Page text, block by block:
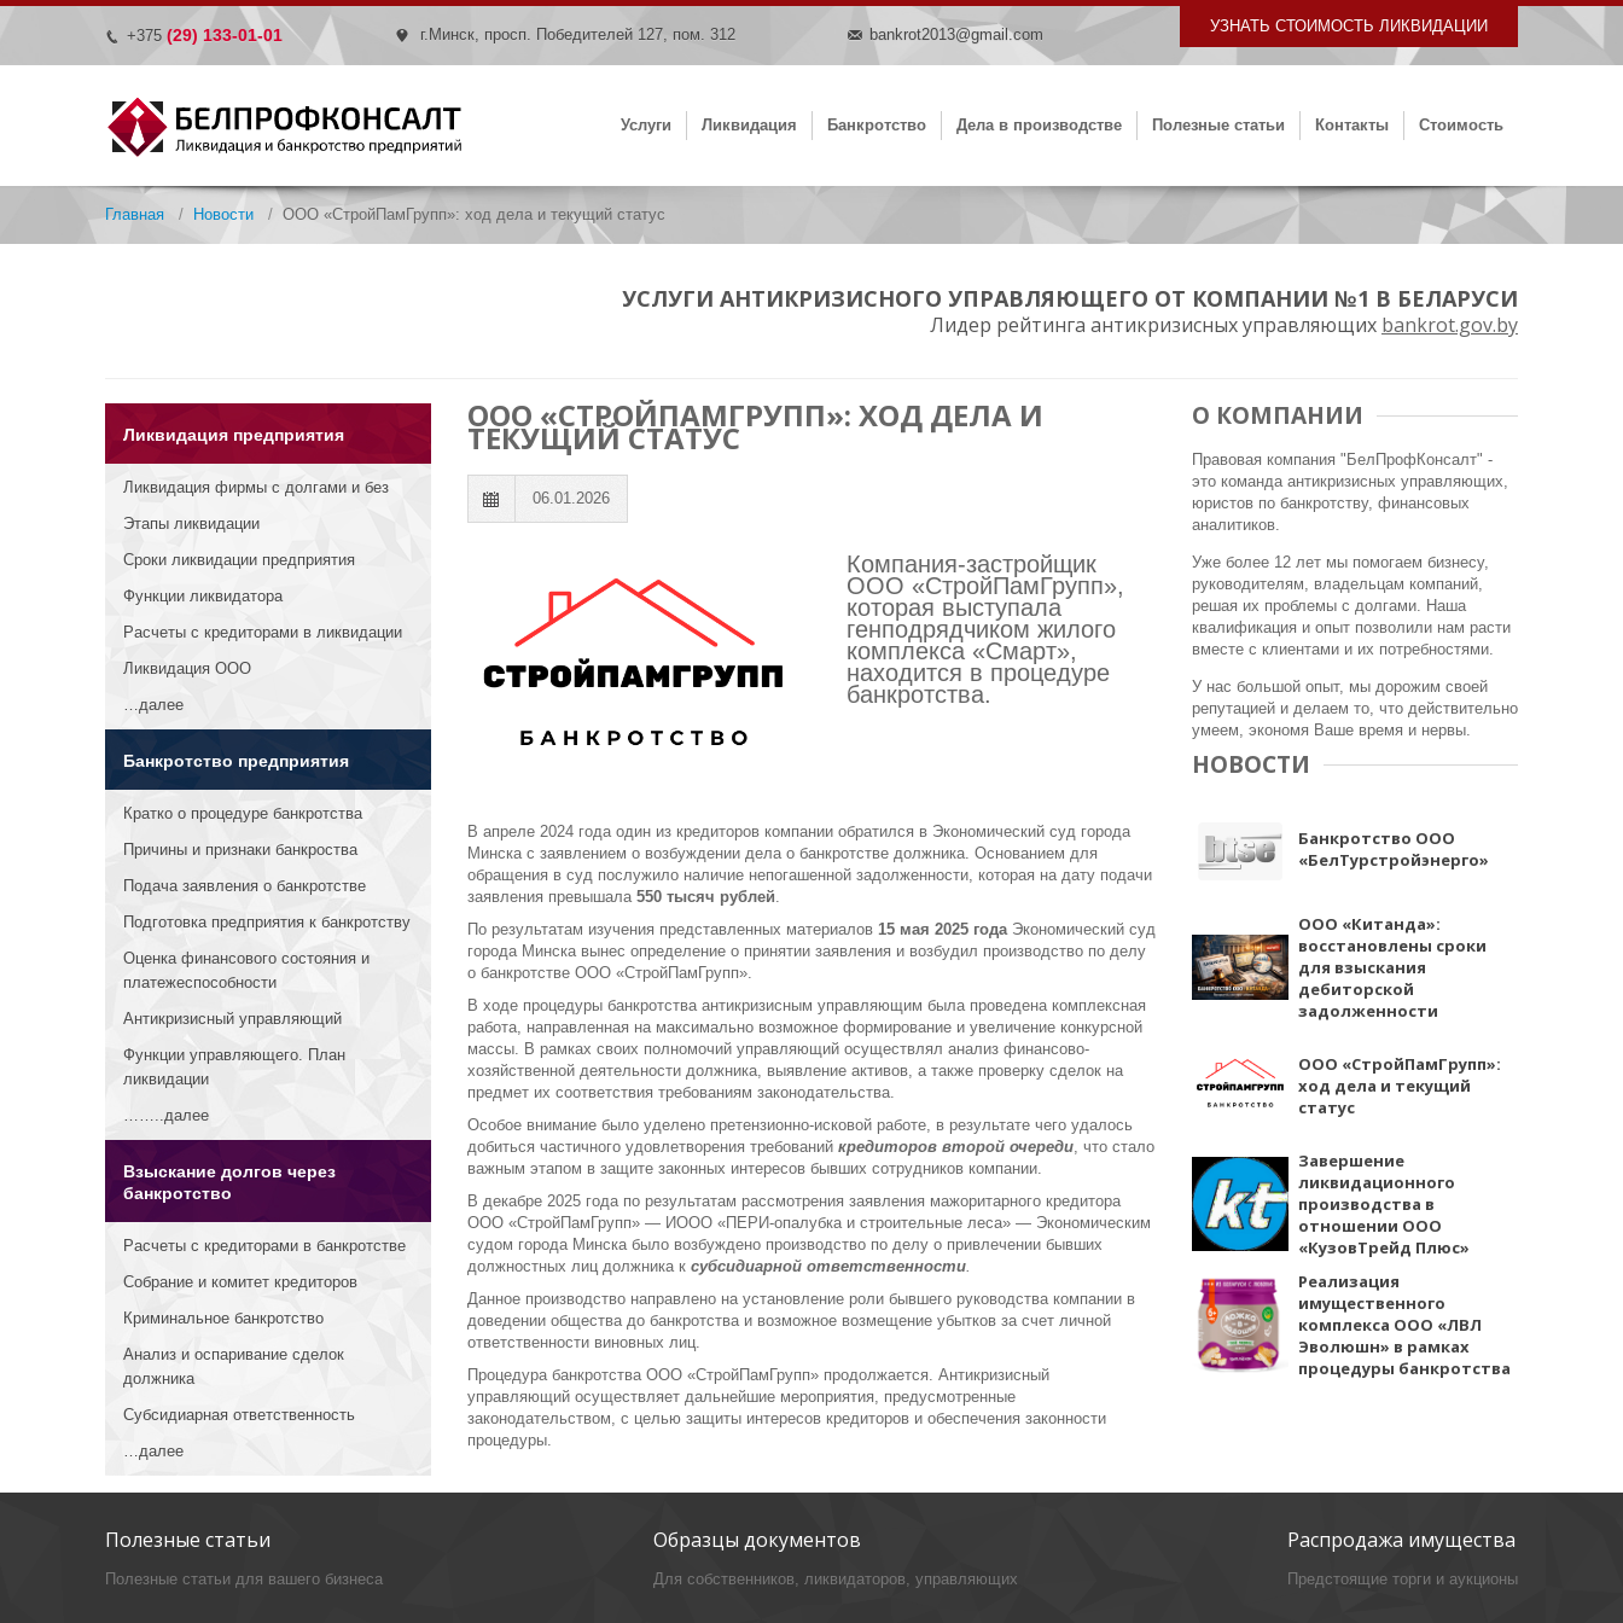
УЗНАТЬ СТОИМОСТЬ ЛИКВИДАЦИИ
p +375 (29) 133-01-01 m г.Минск, просп. Победителей 127, пом. 312 1 bankrot2013@gmail.com
Услуги Ликвидация Банкротство Дела в производстве Полезные статьи Контакты Стоимость
Главная Новости ООО «СтройПамГрупп»: ход дела и текущий статус
УСЛУГИ АНТИКРИЗИСНОГО УПРАВЛЯЮЩЕГО ОТ КОМПАНИИ №1 В БЕЛАРУСИ
Лидер рейтинга антикризисных управляющих bankrot.gov.by
Ликвидация предприятия
Ликвидация фирмы с долгами и без
Этапы ликвидации
Сроки ликвидации предприятия
Функции ликвидатора
Расчеты с кредиторами в ликвидации
Ликвидация ООО
…далее
Банкротство предприятия
Кратко о процедуре банкротства
Причины и признаки банкроства
Подача заявления о банкротстве
Подготовка предприятия к банкротству
Оценка финансового состояния и
платежеспособности
Антикризисный управляющий
Функции управляющего. План
ликвидации
……..далее
Взыскание долгов через
банкротство
Расчеты с кредиторами в банкротстве
Собрание и комитет кредиторов
Криминальное банкротство
Анализ и оспаривание сделок
должника
Субсидиарная ответственность
…далее
ООО «СТРОЙПАМГРУПП»: ХОД ДЕЛА И
ТЕКУЩИЙ СТАТУС
06.01.2026
Компания-застройщик
ООО «СтройПамГрупп»,
которая выступала
генподрядчиком жилого
комплекса «Смарт»,
находится в процедуре
банкротства.
В апреле 2024 года один из кредиторов компании обратился в Экономический суд города
Минска с заявлением о возбуждении дела о банкротстве должника. Основанием для
обращения в суд послужило наличие непогашенной задолженности, которая на дату подачи
заявления превышала 550 тысяч рублей.
По результатам изучения представленных материалов 15 мая 2025 года Экономический суд
города Минска вынес определение о принятии заявления и возбудил производство по делу
о банкротстве ООО «СтройПамГрупп».
В ходе процедуры банкротства антикризисным управляющим была проведена комплексная
работа, направленная на максимально возможное формирование и увеличение конкурсной
массы. В рамках своих полномочий управляющий осуществлял анализ финансово-
хозяйственной деятельности должника, выявление активов, а также проверку сделок на
предмет их соответствия требованиям законодательства.
Особое внимание было уделено претензионно-исковой работе, в результате чего удалось
добиться частичного удовлетворения требований кредиторов второй очереди, что стало
важным этапом в защите законных интересов бывших сотрудников компании.
В декабре 2025 года по результатам рассмотрения заявления мажоритарного кредитора
ООО «СтройПамГрупп» — ИООО «ПЕРИ-опалубка и строительные леса» — Экономическим
судом города Минска было возбуждено производство по делу о привлечении бывших
должностных лиц должника к субсидиарной ответственности.
Данное производство направлено на установление роли бывшего руководства компании в
доведении общества до банкротства и возможное возмещение убытков за счет личной
ответственности виновных лиц.
Процедура банкротства ООО «СтройПамГрупп» продолжается. Антикризисный
управляющий осуществляет дальнейшие мероприятия, предусмотренные
законодательством, с целью защиты интересов кредиторов и обеспечения законности
процедуры.
О КОМПАНИИ
Правовая компания "БелПрофКонсалт" -
это команда антикризисных управляющих,
юристов по банкротству, финансовых
аналитиков.
Уже более 12 лет мы помогаем бизнесу,
руководителям, владельцам компаний,
решая их проблемы с долгами. Наша
квалификация и опыт позволили нам расти
вместе с клиентами и их потребностями.
У нас большой опыт, мы дорожим своей
репутацией и делаем то, что действительно
умеем, экономя Ваше время и нервы.
НОВОСТИ
Банкротство ООО
«БелТурстройэнерго»
ООО «Китанда»:
восстановлены сроки
для взыскания
дебиторской
задолженности
ООО «СтройПамГрупп»:
ход дела и текущий
статус
Завершение
ликвидационного
производства в
отношении ООО
«КузовТрейд Плюс»
Реализация
имущественного
комплекса ООО «ЛВЛ
Эволюшн» в рамках
процедуры банкротства
Полезные статьи
Полезные статьи для вашего бизнеса
Образцы документов
Для собственников, ликвидаторов, управляющих
Распродажа имущества
Предстоящие торги и аукционы